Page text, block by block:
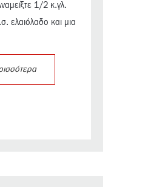
1/2 κ.γλ.
ελαιόλαδο και μια